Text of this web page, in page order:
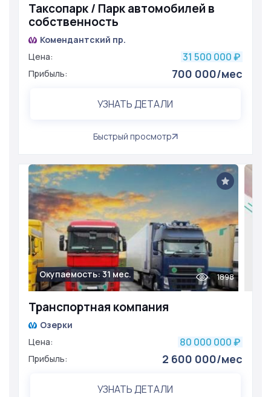
Таксопарк / Парк автомобилей в
собственность
Комендантский пр.
Цена:
31 500 000 ₽
Прибыль: 700 000/мес
УЗНАТЬ ДЕТАЛИ
Быстрый просмотр
Транспортная компания
Окупаемость: 31 мес. 1898
Озерки
Цена:
80 000 000 ₽
Прибыль: 2 600 000/мес
УЗНАТЬ ДЕТАЛИ